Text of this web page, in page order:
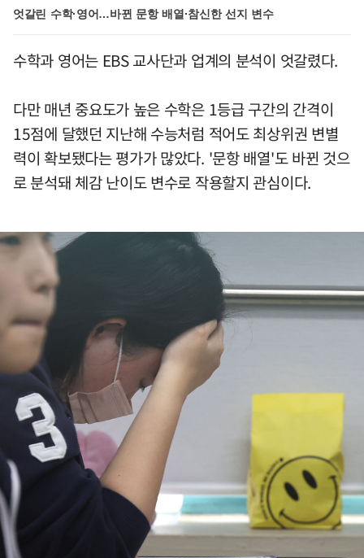
엇갈린 수학·영어…바뀐 문항 배열·참신한 선지 변수
수학과 영어는 EBS 교사단과 업계의 분석이 엇갈렸다.
다만 매년 중요도가 높은 수학은 1등급 구간의 간격이
15점에 달했던 지난해 수능처럼 적어도 최상위권 변별
력이 확보됐다는 평가가 많았다. '문항 배열'도 바뀐 것으
로 분석돼 체감 난이도 변수로 작용할지 관심이다.